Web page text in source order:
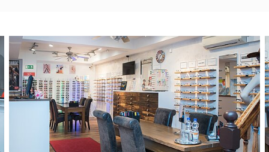
Slider überspringen